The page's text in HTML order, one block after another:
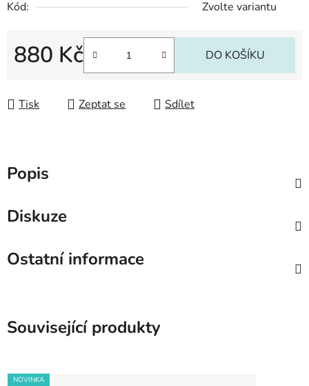
Kód:
Zvolte variantu
880 Kč DO KOŠÍKU
Tisk Zeptat se Sdílet
Popis
Diskuze
Ostatní informace
Související produkty
NOVINKA